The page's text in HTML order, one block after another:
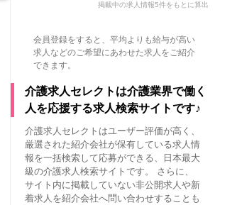
掲載中の求人情報5件をもとに算出
会員登録をすると、平均よりも給与が高い
求人などのご希望にあわせた求人をご紹介
できます。
介護求人セレクトは介護業界で働く
人を応援する求人検索サイトです♪
介護求人セレクトはユーザー評価が高く、
厳選された紹介会社が保有している求人情
報を一括検索して応募ができる、日本最大
級の介護求人検索サイトです。 さらに、
サイト内に掲載していない非公開求人や新
着求人を紹介会社へ問い合わせすることも